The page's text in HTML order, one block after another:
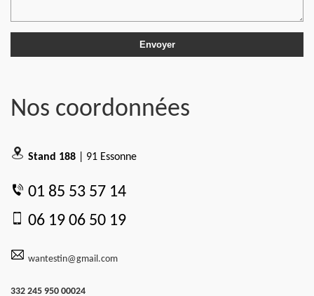
Nos coordonnées
Stand 188 | 91 Essonne
01 85 53 57 14
06 19 06 50 19
wantestin@gmail.com
332 245 950 00024